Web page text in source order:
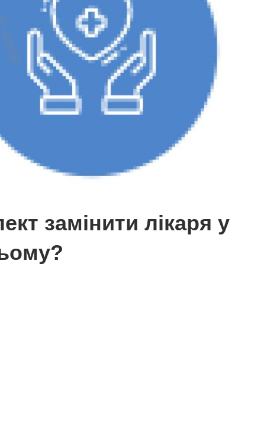
замінити лікаря у